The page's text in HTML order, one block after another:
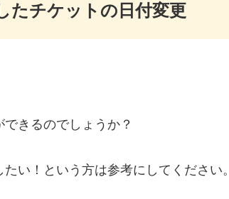
たチケットの日付変更
きるのでしょうか？
い！という方は参考にしてください。